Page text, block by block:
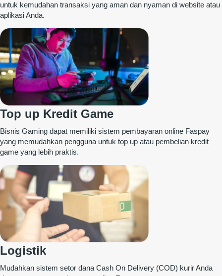
untuk kemudahan transaksi yang aman dan nyaman di website atau
aplikasi Anda.
Top up Kredit Game
Bisnis Gaming dapat memiliki sistem pembayaran online Faspay
yang memudahkan pengguna untuk top up atau pembelian kredit
game yang lebih praktis.
Logistik
Mudahkan sistem setor dana Cash On Delivery (COD) kurir Anda